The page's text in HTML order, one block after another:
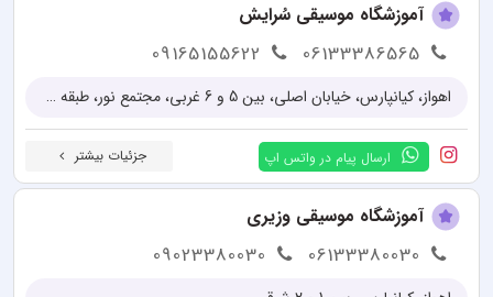
آموزشگاه موسیقی سُرایش
06133386565
09165155622
اهواز، کیانپارس، خیابان اصلی، بین 5 و 6 غربی، مجتمع نور، طبقه سوم
ارسال پیام در واتس اپ جزئیات بیشتر
آموزشگاه موسیقی وزیری
06133380030
09023380030